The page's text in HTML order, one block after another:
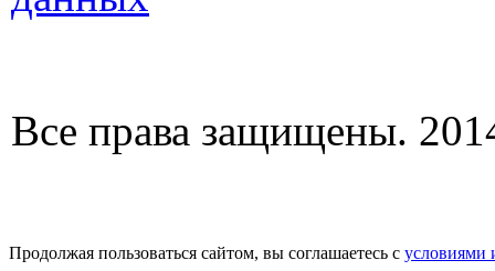
Все права защищены.
Продолжая пользоваться сайтом, вы соглашаетесь с условиями